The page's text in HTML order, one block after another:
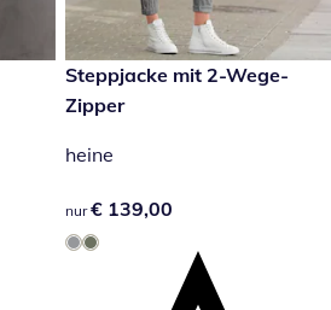
€ 139,00
Steppjacke mit 2-Wege-
Zipper
heine
€ 139,00
nur € 139,00